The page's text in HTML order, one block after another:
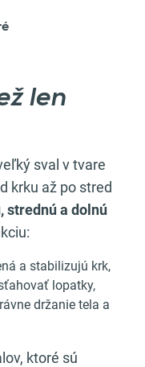
len
sval v tvare
krku až po stred
strednú a dolnú
a stabilizujú krk,
lopatky,
držanie tela a
ktoré sú